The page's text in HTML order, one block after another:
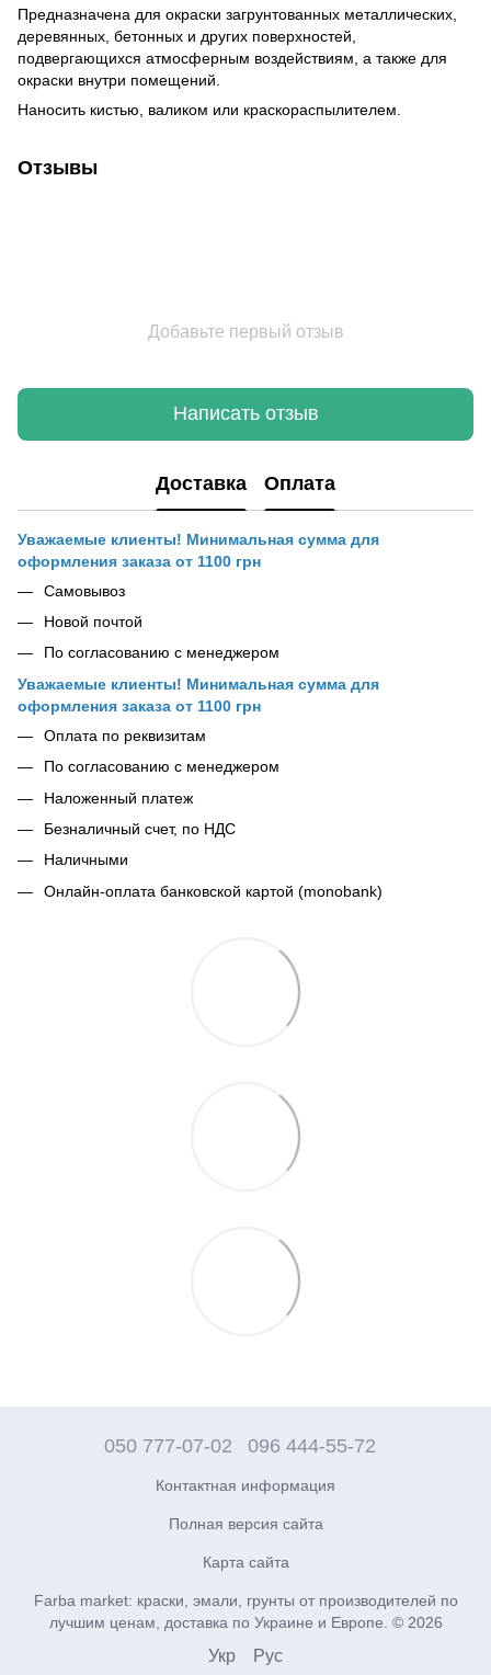
Предназначена для окраски загрунтованных металлических,
деревянных, бетонных и других поверхностей,
подвергающихся атмосферным воздействиям, а также для
окраски внутри помещений.
Наносить кистью, валиком или краскораспылителем.
Отзывы
Добавьте первый отзыв
Написать отзыв
Доставка Оплата
Уважаемые клиенты! Минимальная сумма для
оформления заказа от 1100 грн
Самовывоз
Новой почтой
По согласованию с менеджером
Уважаемые клиенты! Минимальная сумма для
оформления заказа от 1100 грн
Оплата по реквизитам
По согласованию с менеджером
Наложенный платеж
Безналичный счет, по НДС
Наличными
Онлайн-оплата банковской картой (monobank)
050 777-07-02 096 444-55-72
Контактная информация
Полная версия сайта
Карта сайта
Farba market: краски, эмали, грунты от производителей по
лучшим ценам, доставка по Украине и Европе. © 2026
Укр Рус